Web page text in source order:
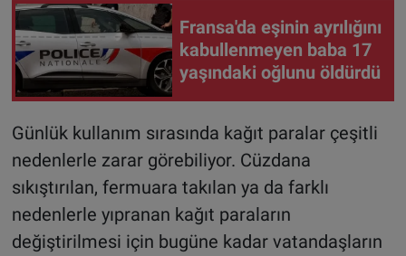
Fransa'da eşinin ayrılığını
kabullenmeyen baba 17
yaşındaki oğlunu öldürdü
Günlük kullanım sırasında kağıt paralar çeşitli
nedenlerle zarar görebiliyor. Cüzdana
sıkıştırılan, fermuara takılan ya da farklı
nedenlerle yıpranan kağıt paraların
değiştirilmesi için bugüne kadar vatandaşların